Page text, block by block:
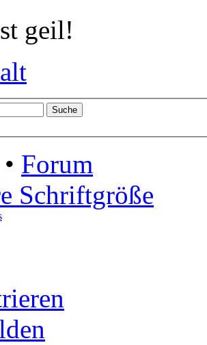
geil!
• Forum
Schriftgröße